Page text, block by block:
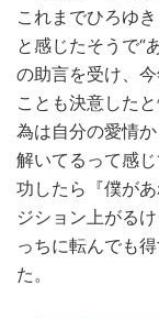
これまでひろゆ
と感じたそうで“
の助言を受け、
ことも決意した
為は自分の愛情
解いてるって感
功したら『僕が
ジション上がる
っちに転んでも
た。